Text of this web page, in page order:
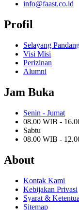
info@faast.co.id
Profil
Selayang
Visi Misi
Perizinan
Alumni
Jam Buka
Senin - Jumat
08.00 WIB -
Sabtu
08.00 WIB -
About
Kontak Kami
Kebijakan Privasi
Syarat &
Sitemap